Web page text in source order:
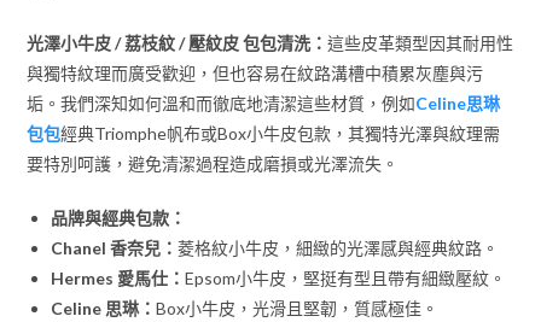
光澤小牛皮 / 荔枝紋 / 壓紋皮 包包清洗：這些皮革類型因其耐用性
與獨特紋理而廣受歡迎，但也容易在紋路溝槽中積累灰塵與污
垢。我們深知如何溫和而徹底地清潔這些材質，例如Celine思琳
包包經典Triomphe帆布或Box小牛皮包款，其獨特光澤與紋理需
要特別呵護，避免清潔過程造成磨損或光澤流失。
品牌與經典包款：
Chanel 香奈兒：菱格紋小牛皮，細緻的光澤感與經典紋路。
Hermes 愛馬仕：Epsom小牛皮，堅挺有型且帶有細緻壓紋。
Celine 思琳：Box小牛皮，光滑且堅韌，質感極佳。